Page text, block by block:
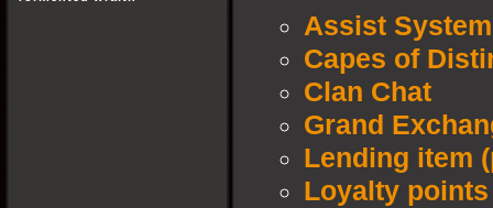
Assist System
Capes of
Clan Chat
Grand
Lending item
Loyalty